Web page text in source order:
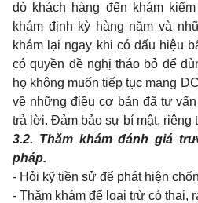
dò khách hàng đến khám
khám định kỳ hàng năm và
khám lại ngay khi có dấu hiệu
có quyền đề nghị tháo bỏ để
họ không muốn tiếp tục mang
về những điều cơ bản đã tư
trả lời. Đảm bảo sự bí mật, riêng
3.2. Thăm khám đánh giá
pháp.
- Hỏi kỹ tiền sử để phát hiện
- Thăm khám để loại trừ có thai,